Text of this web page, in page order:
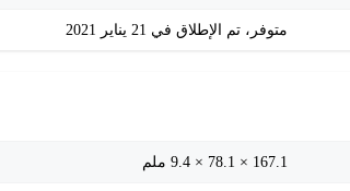
متوفر، تم الإطلاق في 21 يناير 2021
167.1 × 78.1 × 9.4 ملم